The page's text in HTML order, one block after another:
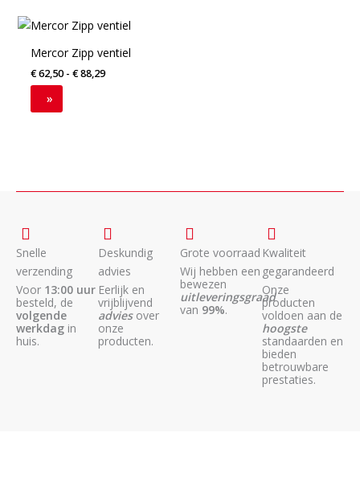
gekozen
op
de
Mercor Zipp ventiel
€62,50 - €88,29
Prijsklasse:
€ 62,50
tot
€ 88,29
»
Dit
heeft
meerdere
worden
productpagina
Snelle
verzending
Voor 13:00 uur
besteld, de
volgende
werkdag in
huis.
Deskundig
advies
Eerlijk en
vrijblijvend
adviesover
onze
producten.
Grote voorraad
Wij hebben een
bewezen
uitleveringsgraad
van 99%.
Kwaliteit
gegarandeerd
Onze
producten
voldoen aan de
hoogste
standaarden en
bieden
betrouwbare
prestaties.